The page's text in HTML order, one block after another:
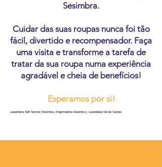
Sesimbra.
Cuidar das suas roupas nunca foi tão
fácil, divertido e recompensador. Faça
uma visita e transforme a tarefa de
tratar da sua roupa numa experiência
agradável e cheia de benefícios!
Esperamos por si!
Lavandaria Self Service Sesimbra, Engomadoria Sesimbra | Lavandaria Sol do Campo